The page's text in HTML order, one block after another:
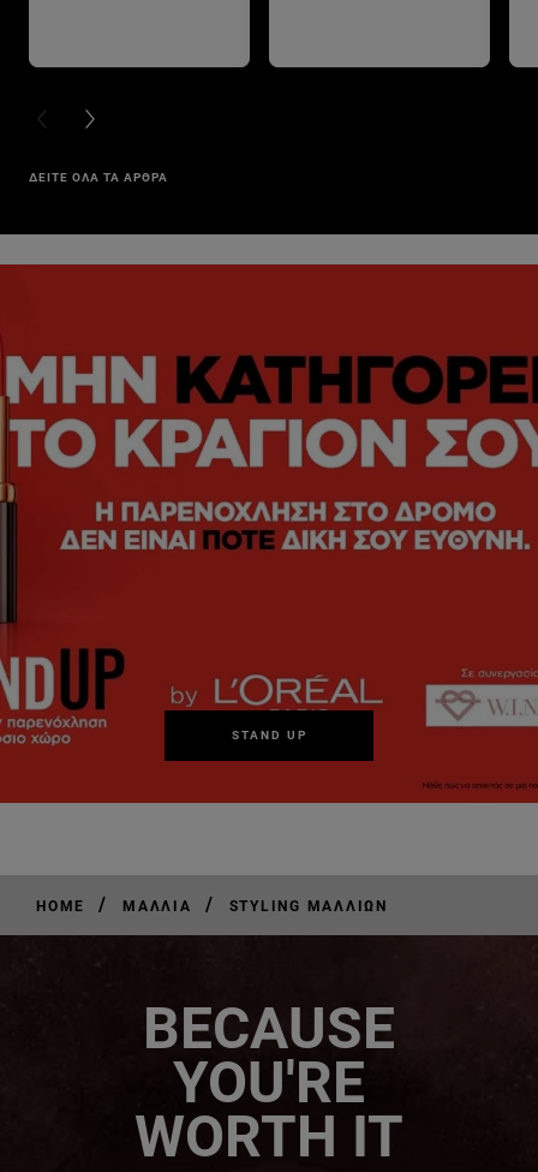
PREVIOUS CARD
NEXT CARD
ΔΕΙΤΕ ΟΛΑ ΤΑ ΑΡΘΡΑ
STAND UP
HOME / ΜΑΛΛΙΆ / STYLING ΜΑΛΛΙΏΝ
BECAUSE
YOU'RE
WORTH IT